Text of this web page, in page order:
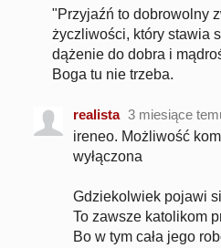
"Przyjaźń to dobrowolny
życzliwości, który stawia
dążenie do dobra i
Boga tu nie trzeba.
realista 3 miesiące
ireneo. Możliwość
wyłączona
Gdziekolwiek pojawi
To zawsze katolikom
Bo w tym cała jego